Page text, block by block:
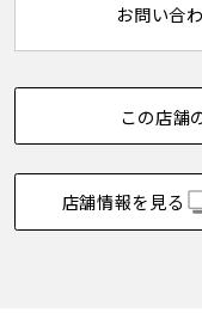
お問い合
この店舗
店舗情報を見る